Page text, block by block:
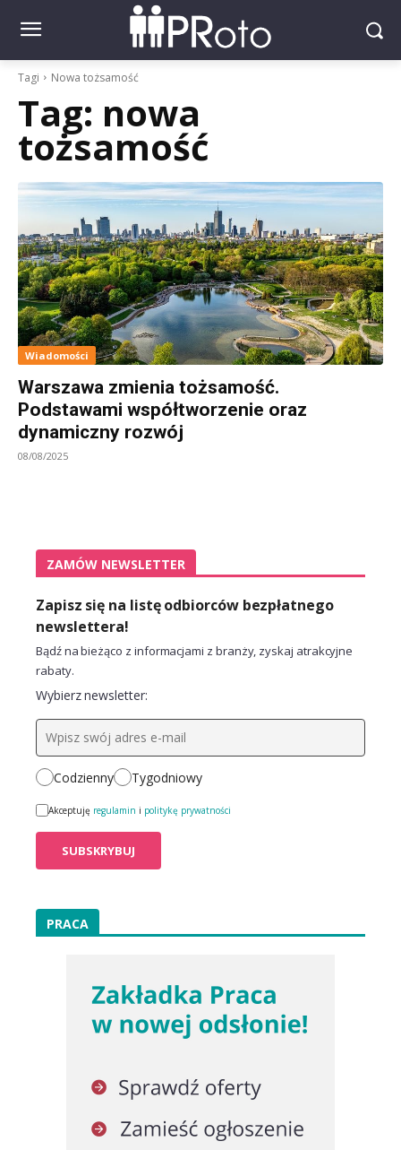
Tagi Nowa tożsamość
Tag: nowa
tożsamość
Wiadomości
Warszawa zmienia tożsamość.
Podstawami współtworzenie oraz
dynamiczny rozwój
08/08/2025
ZAMÓW NEWSLETTER
Zapisz się na listę odbiorców bezpłatnego
newslettera!
Bądź na bieżąco z informacjami z branży, zyskaj atrakcyjne
rabaty.
Wybierz newsletter:
Codzienny Tygodniowy
Akceptuję regulamin i politykę prywatności
PRACA